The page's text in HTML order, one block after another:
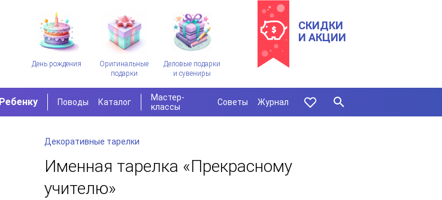
День рождения
Оригинальные
подарки
Деловые подарки
и сувениры
СКИДКИ
И АКЦИИ
Ребенку Поводы Каталог
Мастер-
классы
Советы Журнал
Декоративные тарелки
Именная тарелка «Прекрасному
учителю»